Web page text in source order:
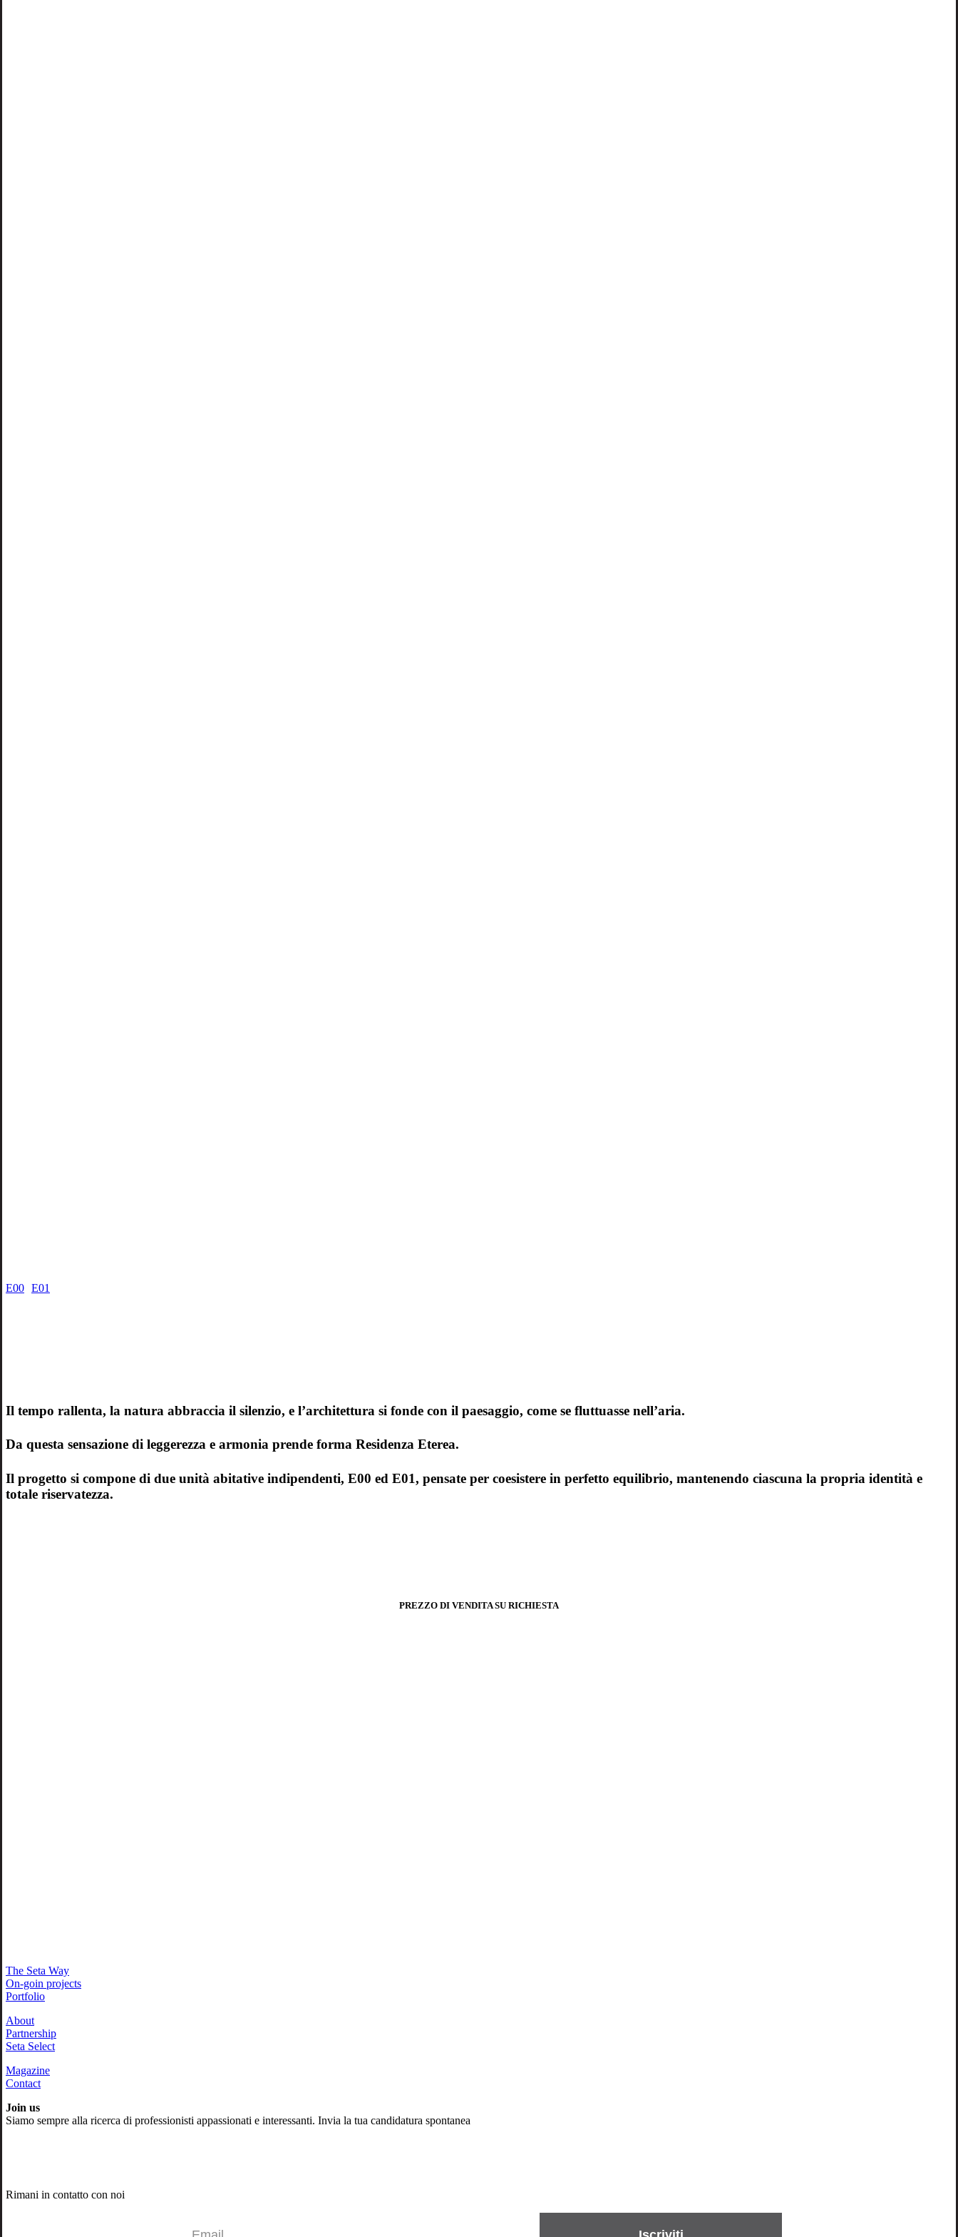
E00 E01
Il tempo rallenta, la natura abbraccia il silenzio, e l’architettura si fonde con il paesaggio, come se fluttuasse nell’aria.
Da questa sensazione di leggerezza e armonia prende forma Residenza Eterea.
Il progetto si compone di due unità abitative indipendenti, E00 ed E01, pensate per coesistere in perfetto equilibrio, mantenendo ciascuna la propria identità e
totale riservatezza.
PREZZO DI VENDITA SU RICHIESTA
The Seta Way
On-goin projects
Portfolio
About
Partnership
Seta Select
Magazine
Contact
Join us
Siamo sempre alla ricerca di professionisti appassionati e interessanti. Invia la tua candidatura spontanea
Rimani in contatto con noi